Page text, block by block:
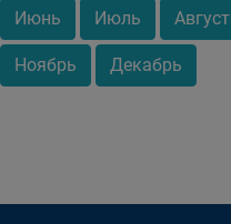
Июнь Июль Август
Ноябрь Декабрь